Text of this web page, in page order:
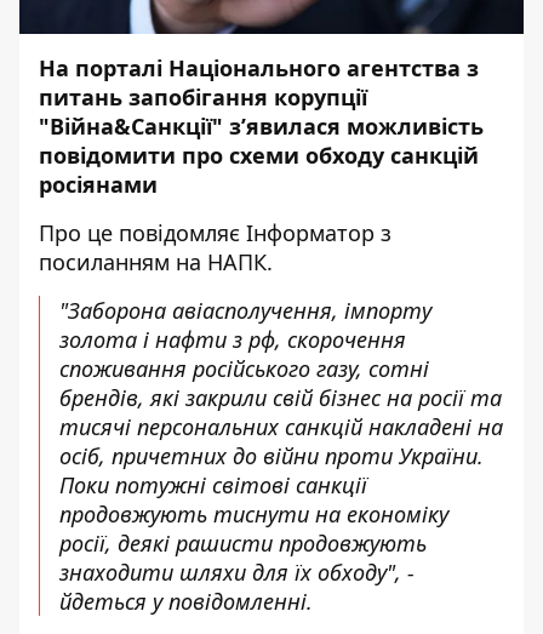
На порталі Національного агентства з
питань запобігання корупції
"Війна&Санкції" з’явилася можливість
повідомити про схеми обходу санкцій
росіянами
Про це повідомляє Інформатор з
посиланням на НАПК.
"Заборона авіасполучення, імпорту
золота і нафти з рф, скорочення
споживання російського газу, сотні
брендів, які закрили свій бізнес на росії та
тисячі персональних санкцій накладені на
осіб, причетних до війни проти України.
Поки потужні світові санкції
продовжують тиснути на економіку
росії, деякі рашисти продовжують
знаходити шляхи для їх обходу", -
йдеться у повідомленні.